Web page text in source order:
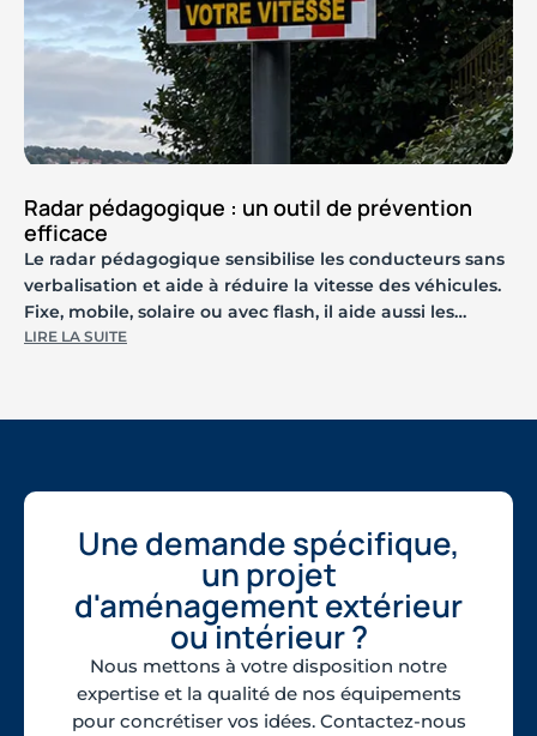
Radar pédagogique : un outil de prévention
efficace
Le radar pédagogique sensibilise les conducteurs sans
verbalisation et aide à réduire la vitesse des véhicules.
Fixe, mobile, solaire ou avec flash, il aide aussi les
collectivités à analyser les comportements et à choisir
LIRE LA SUITE
Une demande spécifique,
un projet
d'aménagement extérieur
ou intérieur ?
Nous mettons à votre disposition notre
expertise et la qualité de nos équipements
pour concrétiser vos idées. Contactez-nous